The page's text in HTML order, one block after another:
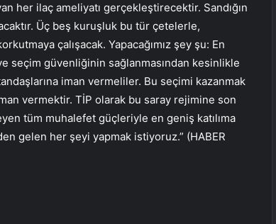
her ilaç ameliyatı gerçekleştirecektir. Sandığın
Üç beş kuruşluk bu tür çetelerle,
çalışacak. Yapacağımız şey şu: En
seçim güvenliğinin sağlanmasından kesinlikle
iman vermeliler. Bu seçimi kazanmak
vermektir. TİP olarak bu saray rejimine son
tüm muhalefet güçleriyle en geniş katılıma
gelen her şeyi yapmak istiyoruz.” (HABER